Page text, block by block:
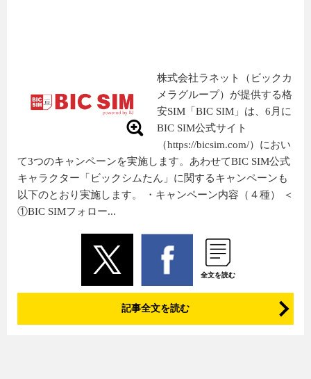
株式会社ラネット（ビックカ
メラグループ）が提供する格
安SIM「BIC SIM」は、6月に
BIC SIM公式サイト
（https://bicsim.com/）におい
て3つのキャンペーンを実施します。あわせてBIC SIM公式
キャラクター「ビックシムたん」に関するキャンペーンも
以下のとおり実施します。 ・キャンペーン内容（４種） ＜
①BIC SIMフォロー...
全文を読む
記事全文を読む